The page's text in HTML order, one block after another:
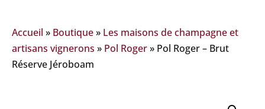
Accueil » Boutique» Les maisons de champagne et
artisans vignerons » Pol Roger» Pol Roger – Brut
Réserve Jéroboam